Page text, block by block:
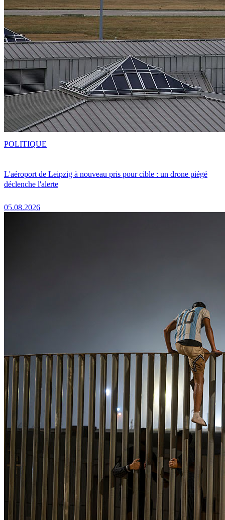
L'aéroport de Leipzig à nouveau pris pour cible : un drone piégé
déclenche l'alerte
05.08.2026
POLITIQUE